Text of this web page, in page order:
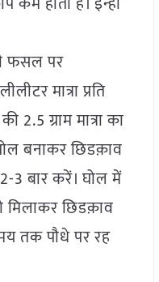
फसल पर
मात्रा प्रति
2.5 ग्राम मात्रा का
बनाकर छिडक़ाव
3 बार करें। घोल में
मिलाकर छिडक़ाव
तक पौधे पर रह